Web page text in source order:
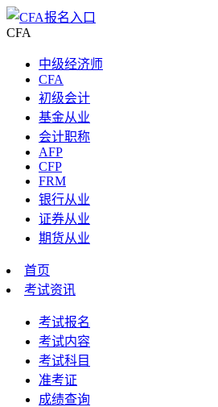
CFA
中级经济师
CFA
初级会计
基金从业
会计职称
AFP
CFP
FRM
银行从业
证券从业
期货从业
首页
考试资讯
考试报名
考试内容
考试科目
准考证
成绩查询